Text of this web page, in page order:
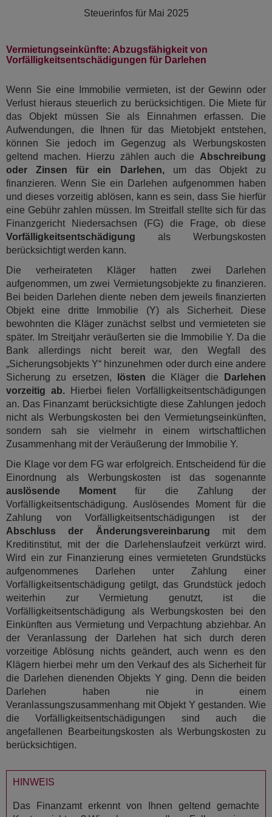
Steuerinfos für Mai 2025
Vermietungseinkünfte: Abzugsfähigkeit von
Vorfälligkeitsentschädigungen für Darlehen
Wenn Sie eine Immobilie vermieten, ist der Gewinn oder
Verlust hieraus steuerlich zu berücksichtigen. Die Miete für
das Objekt müssen Sie als Einnahmen erfassen. Die
Aufwendungen, die Ihnen für das Mietobjekt entstehen,
können Sie jedoch im Gegenzug als Wer­bungskosten
geltend machen. Hierzu zählen auch die Abschreibung
oder Zinsen für ein Darlehen,um das Objekt zu
finanzieren. Wenn Sie ein Darlehen aufgenommen haben
und dieses vorzeitig ablösen, kann es sein, dass Sie hierfür
eine Gebühr zahlen müssen. Im Streitfall stellte sich für das
Finanzgericht Niedersachsen (FG) die Frage, ob diese
Vorfälligkeitsentschädigung als Werbungskosten
berücksichtigt werden kann.
Die verheirateten Kläger hatten zwei Darlehen
aufgenommen, um zwei Vermietungsobjekte zu finanzieren.
Bei beiden Darlehen diente neben dem jeweils finanzierten
Objekt eine dritte Immobilie (Y) als Sicherheit. Diese
bewohnten die Kläger zunächst selbst und vermieteten sie
später. Im Streitjahr veräußerten sie die Immobilie Y. Da die
Bank allerdings nicht bereit war, den Wegfall des
„Sicherungsobjekts Y“ hinzunehmen oder durch eine andere
Sicherung zu ersetzen,
lösten die Kläger die
Darlehen
vorzeitig ab.Hierbei fielen Vorfälligkeitsentschädigungen
an. Das Finanzamt berücksichtigte diese Zahlungen jedoch
nicht als Werbungskosten bei den Vermietungseinkünften,
sondern sah sie vielmehr in einem wirtschaftlichen
Zusammenhang mit der Veräußerung der Immobilie Y.
Die Klage vor dem FG war erfolgreich. Entscheidend für die
Einordnung als Werbungskosten ist das sogenannte
auslösende Moment für die Zahlung der
Vorfälligkeitsentschädigung. Auslösendes Moment für die
Zahlung von Vorfälligkeitsentschädigungen ist der
Abschluss der
Änderungsvereinbarung mit dem
Kreditinstitut, mit der die Darlehenslaufzeit verkürzt wird.
Wird ein zur Finanzierung eines vermieteten Grundstücks
aufgenommenes Darlehen unter Zahlung einer
Vorfälligkeitsentschädigung getilgt, das Grundstück jedoch
weiterhin zur Vermietung genutzt, ist die
Vorfälligkeitsentschädigung als Werbungskosten bei den
Einkünften aus Vermietung und Verpachtung abziehbar. An
der Veranlassung der Darlehen hat sich durch deren
vorzeitige Ablösung nichts geändert, auch wenn es den
Klägern hierbei mehr um den Verkauf des als Sicherheit für
die Darlehen dienenden Objekts Y ging. Denn die beiden
Darlehen haben nie in einem
Veranlassungszusammenhang mit Objekt Y gestanden. Wie
die Vorfälligkeitsentschädigungen sind auch die
angefallenen Bearbeitungskosten als Werbungskosten zu
berücksichtigen.
HINWEIS
Das Finanzamt erkennt von Ihnen geltend gemachte